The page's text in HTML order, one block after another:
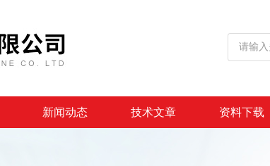
新闻动态 技术文章 资料下载